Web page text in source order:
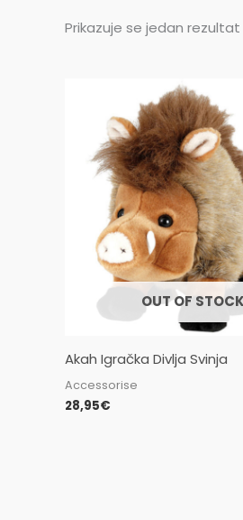
Prikazuje se jedan rezultat
OUT OF STOCK
Akah Igračka Divlja Svinja
Accessorise
28,95€